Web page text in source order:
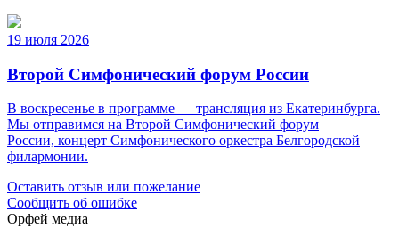
19 июля 2026
Второй Симфонический форум России
В воскресенье в программе — трансляция из Екатеринбурга.
Мы отправимся на Второй Симфонический форум
России, концерт Симфонического оркестра Белгородской
филармонии.
Оставить отзыв или пожелание
Сообщить об ошибке
Орфей медиа